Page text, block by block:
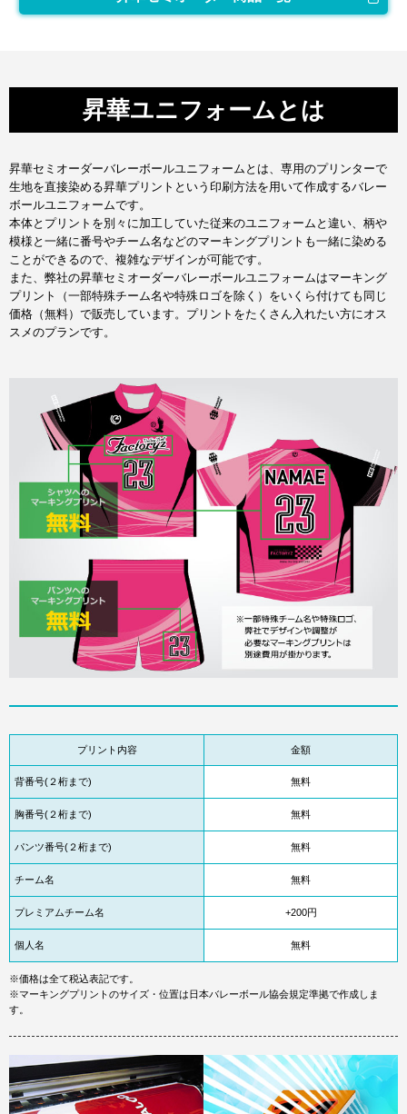
昇華ユニフォームとは
昇華セミオーダーバレーボールユニフォームとは、専用のプリンターで
生地を直接染める昇華プリントという印刷方法を用いて作成するバレー
ボールユニフォームです。
本体とプリントを別々に加工していた従来のユニフォームと違い、柄や
模様と一緒に番号やチーム名などのマーキングプリントも一緒に染める
ことができるので、複雑なデザインが可能です。
また、弊社の昇華セミオーダーバレーボールユニフォームはマーキング
プリント（一部特殊チーム名や特殊ロゴを除く）をいくら付けても同じ
価格（無料）で販売しています。プリントをたくさん入れたい方にオス
スメのプランです。
プリント内容 金額
背番号(２桁まで) 無料
胸番号(２桁まで) 無料
パンツ番号(２桁まで) 無料
チーム名 無料
プレミアムチーム名 +200円
個人名 無料
※価格は全て税込表記です。
※マーキングプリントのサイズ・位置は日本バレーボール協会規定準拠で作成しま
す。